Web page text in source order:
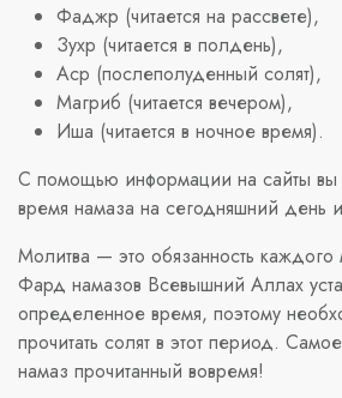
Фаджр (читается на рассвете),
Зухр (читается в полдень),
Аср (послеполуденный солят),
Магриб (читается вечером),
Иша (читается в ночное время).
С помощью информации на сайты вы
время намаза на сегодняшний день
Молитва — это обязанность
Фард намазов Всевышний Аллах
определенное время, поэтому
прочитать солят в этот период.
намаз прочитанный вовремя!